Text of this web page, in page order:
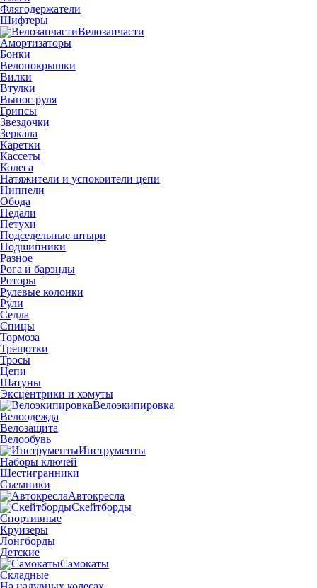
Флягодержатели
Шифтеры
Велозапчасти
Амортизаторы
Бонки
Велопокрышки
Вилки
Втулки
Вынос руля
Грипсы
Звездочки
Зеркала
Каретки
Кассеты
Колеса
Натяжители и успокоители цепи
Ниппели
Обода
Педали
Петухи
Подседельные штыри
Подшипники
Разное
Рога и барэнды
Роторы
Рулевые колонки
Рули
Седла
Спицы
Тормоза
Трещотки
Тросы
Цепи
Шатуны
Эксцентрики и хомуты
Велоэкипировка
Велоодежда
Велозащита
Велообувь
Инструменты
Наборы ключей
Шестигранники
Съемники
Автокресла
Скейтборды
Спортивные
Круизеры
Лонгборды
Детские
Самокаты
Складные